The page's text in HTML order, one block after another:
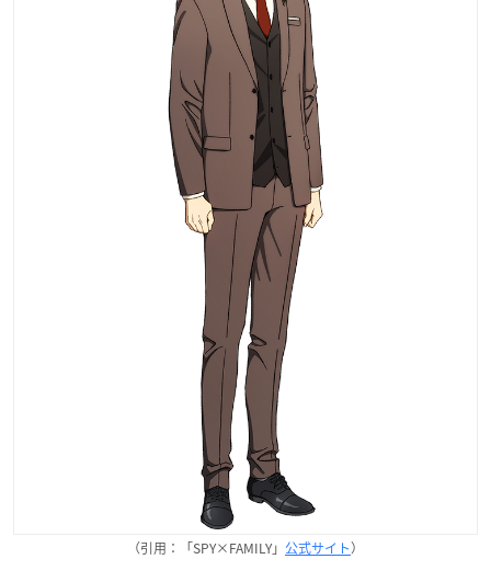
（引用：「SPY×FAMILY」 公式サイト）